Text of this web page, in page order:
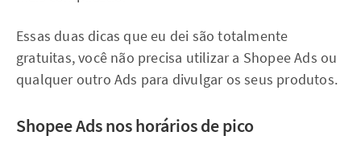
Essas duas dicas que eu dei são totalmente
gratuitas, você não precisa utilizar a Shopee Ads ou
qualquer outro Ads para divulgar os seus produtos.
Shopee Ads nos horários de pico